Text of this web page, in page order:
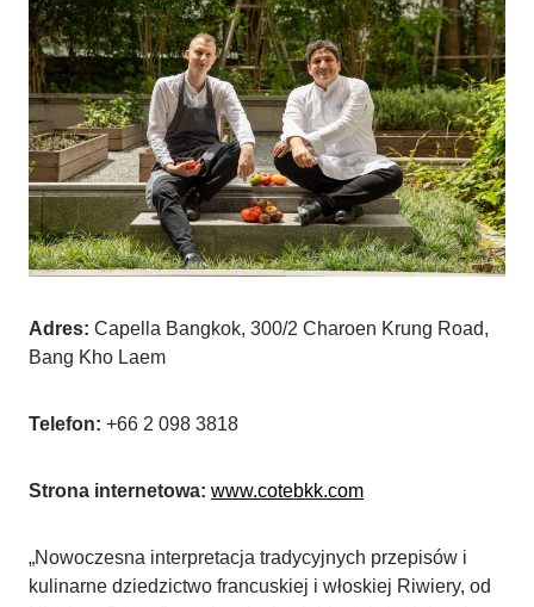
Adres: Capella Bangkok, 300/2 Charoen Krung Road,
Bang Kho Laem
Telefon: +66 2 098 3818
Strona internetowa: www.cotebkk.com
„Nowoczesna interpretacja tradycyjnych przepisów i
kulinarne dziedzictwo francuskiej i włoskiej Riwiery, od